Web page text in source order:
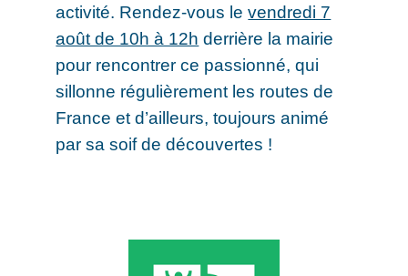
activité. Rendez-vous levendredi 7
août de 10h à 12h derrière la mairie
pour rencontrer ce passionné, qui
sillonne régulièrement les routes de
France et d’ailleurs, toujours animé
par sa soif de découvertes !